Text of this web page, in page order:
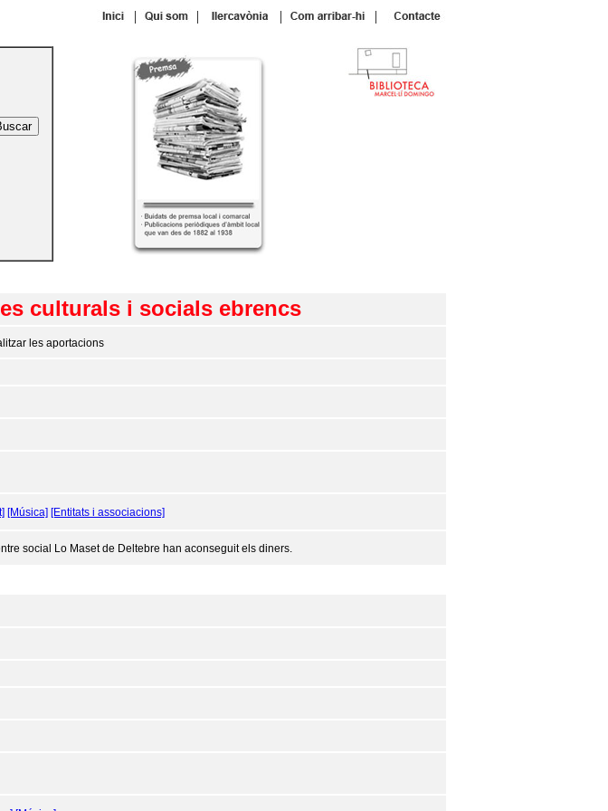
| | | |
culturals i socials ebrencs
les aportacions
[Música] [Entitats i associacions]
social Lo Maset de Deltebre han aconseguit els diners.